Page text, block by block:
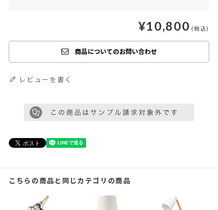
¥10,800
商品についてのお問い合わせ
レビューを書く
こちらの商品と同じカテゴリの商品